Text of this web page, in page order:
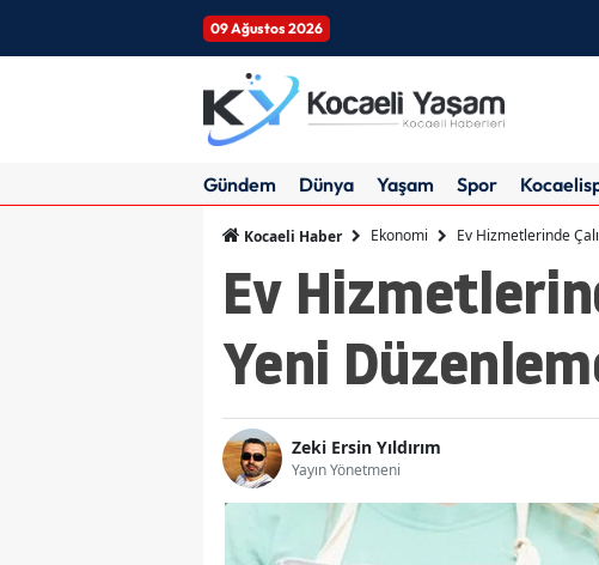
09 Ağustos 2026
Gündem Dünya Yaşam Spor
Kocaeli Haber Ekonomi Ev Hizmetlerinde
Ev
Yeni
Zeki Ersin Yıldırım
Yayın Yönetmeni